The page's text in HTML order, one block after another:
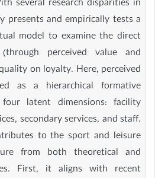
several research disparities in
presents and empirically tests a
model to examine the direct
perceived value and
on loyalty. Here, perceived
as a hierarchical formative
latent dimensions: facility
secondary services, and staff.
to the sport and leisure
from both theoretical and
First, it aligns with recent